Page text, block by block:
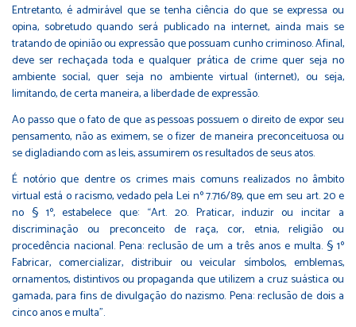
Entretanto, é admirável que se tenha ciência do que se expressa ou
opina, sobretudo quando será publicado na internet, ainda mais se
tratando de opinião ou expressão que possuam cunho criminoso. Afinal,
deve ser rechaçada toda e qualquer prática de crime quer seja no
ambiente social, quer seja no ambiente virtual (internet), ou seja,
limitando, de certa maneira, a liberdade de expressão.
Ao passo que o fato de que as pessoas possuem o direito de expor seu
pensamento, não as eximem, se o fizer de maneira preconceituosa ou
se digladiando com as leis, assumirem os resultados de seus atos.
É notório que dentre os crimes mais comuns realizados no âmbito
virtual está o racismo, vedado pela Lei nº 7.716/89, que em seu art. 20 e
no § 1º, estabelece que: “Art. 20. Praticar, induzir ou incitar a
discriminação ou preconceito de raça, cor, etnia, religião ou
procedência nacional. Pena: reclusão de um a três anos e multa. § 1º
Fabricar, comercializar, distribuir ou veicular símbolos, emblemas,
ornamentos, distintivos ou propaganda que utilizem a cruz suástica ou
gamada, para fins de divulgação do nazismo. Pena: reclusão de dois a
cinco anos e multa”.